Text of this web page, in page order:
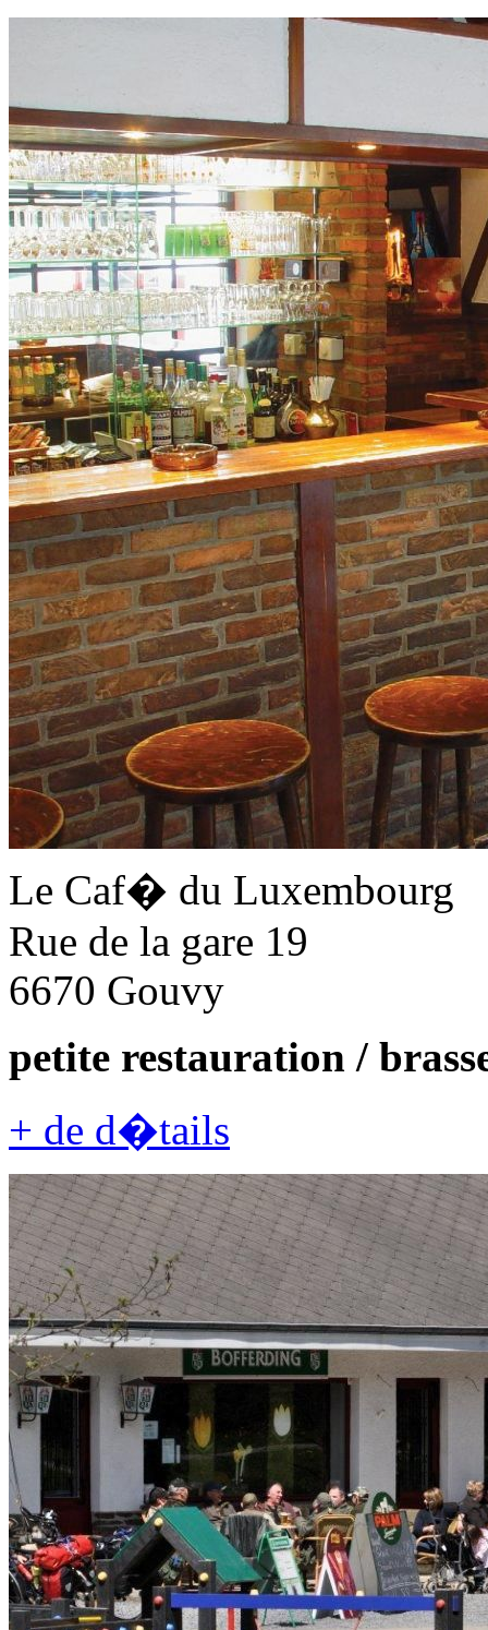
Le Caf� du Luxembourg
Rue de la gare 19
6670 Gouvy
petite restauration /
+ de d�tails